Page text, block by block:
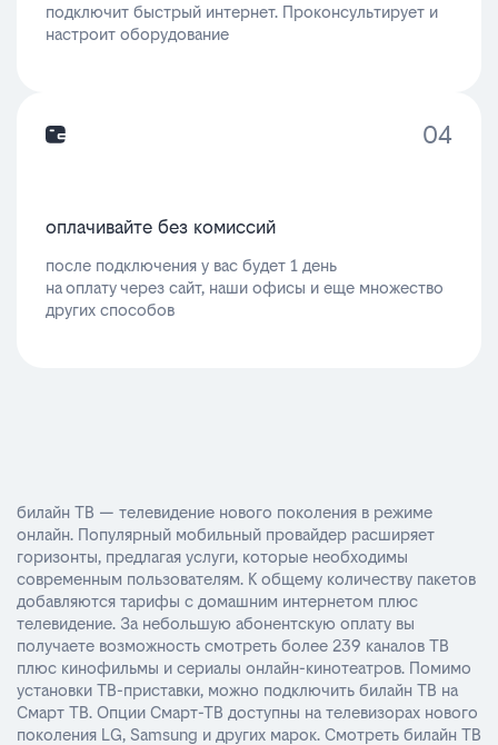
подключит быстрый интернет. Проконсультирует и
настроит оборудование
04
оплачивайте без комиссий
после подключения у вас будет 1 день
на оплату через сайт, наши офисы и еще множество
других способов
билайн ТВ — телевидение нового поколения в режиме
онлайн. Популярный мобильный провайдер расширяет
горизонты, предлагая услуги, которые необходимы
современным пользователям. К общему количеству пакетов
добавляются тарифы с домашним интернетом плюс
телевидение. За небольшую абонентскую оплату вы
получаете возможность смотреть более 239 каналов ТВ
плюс кинофильмы и сериалы онлайн-кинотеатров. Помимо
установки ТВ-приставки, можно подключить билайн ТВ на
Смарт ТВ. Опции Смарт-ТВ доступны на телевизорах нового
поколения LG, Samsung и других марок. Смотреть билайн ТВ